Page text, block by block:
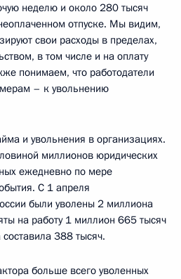
неделю и около 280 тысяч
отпуске. Мы видим,
свои расходы в пределах,
в том числе и на оплату
понимаем, что работодатели
– к увольнению
и увольнения в организациях.
миллионов юридических
ежедневно по мере
С 1 апреля
были уволены 2 миллиона
на работу 1 миллион 665 тысяч
388 тысяч.
больше всего уволенных